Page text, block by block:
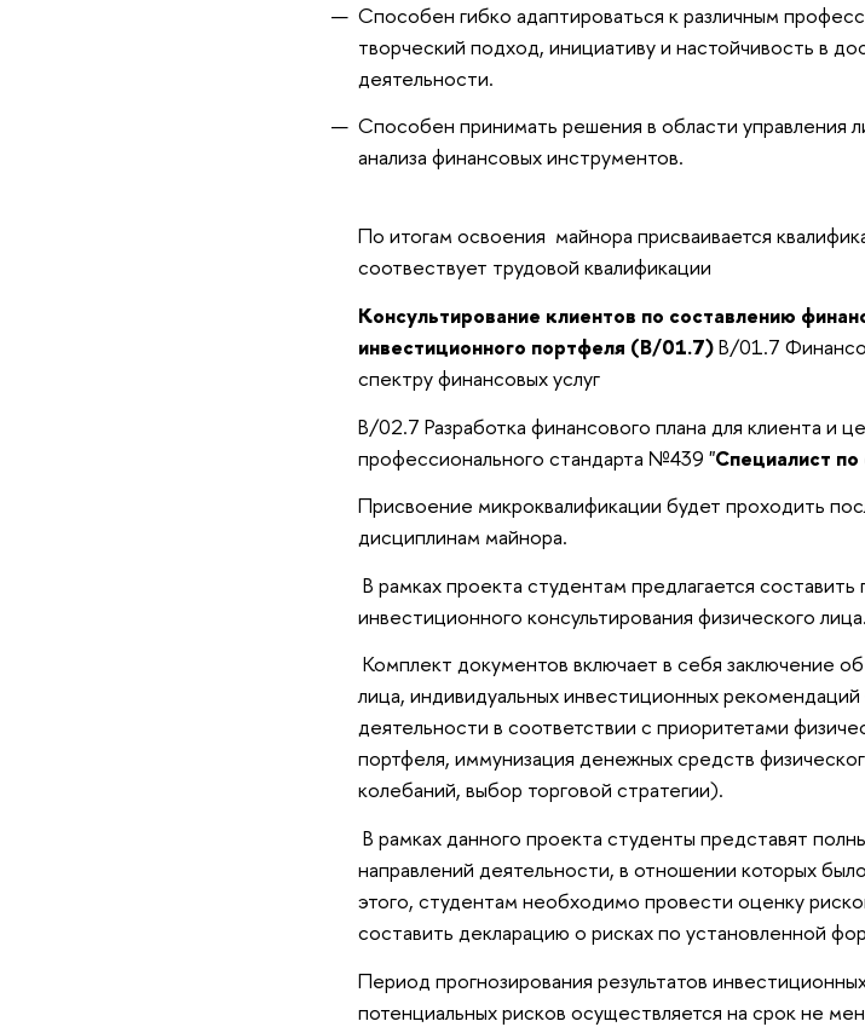
Способен гибко адаптироваться к различным
творческий подход, инициативу и настойчивость в
деятельности.
Способен принимать решения в области управления
анализа финансовых инструментов.
По итогам освоения майнора присваивается
соотвествует трудовой квалификации
Консультирование клиентов по составлению
инвестиционного портфеля (B/01.7)B/01.7
спектру финансовых услуг
В/02.7 Разработка финансового плана для клиента и
профессионального стандарта №439 "Специалист
Присвоение микроквалификации будет проходить
дисциплинам майнора.
В рамках проекта студентам предлагается
инвестиционного консультирования физического лица.
Комплект документов включает в себя заключение
лица, индивидуальных инвестиционных
деятельности в соответствии с приоритетами
портфеля, иммунизация денежных средств
колебаний, выбор торговой стратегии).
В рамках данного проекта студенты представят
направлений деятельности, в отношении которых
этого, студентам необходимо провести оценку
составить декларацию о рисках по установленной
Период прогнозирования результатов
потенциальных рисков осуществляется на срок не